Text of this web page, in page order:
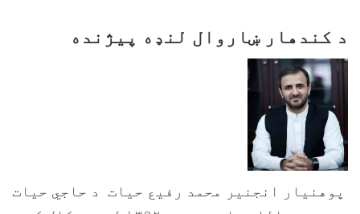
د کندهار ښاروال لنډه پیژنده
پوهنیار انجنیر محمد رفیع حیات د حاجي حیات